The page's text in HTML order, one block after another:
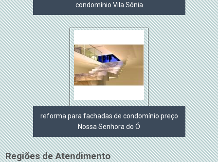
condomínio Vila Sônia
reforma para fachadas de condomínio preço
Nossa Senhora do Ó
Regiões de Atendimento